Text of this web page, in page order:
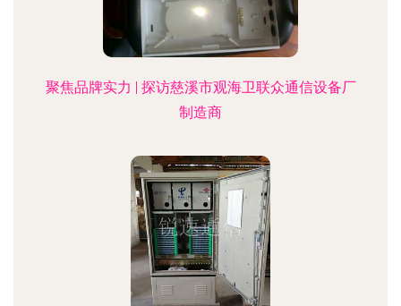
聚焦品牌实力 | 探访慈溪市观海卫联众通信设备厂
制造商